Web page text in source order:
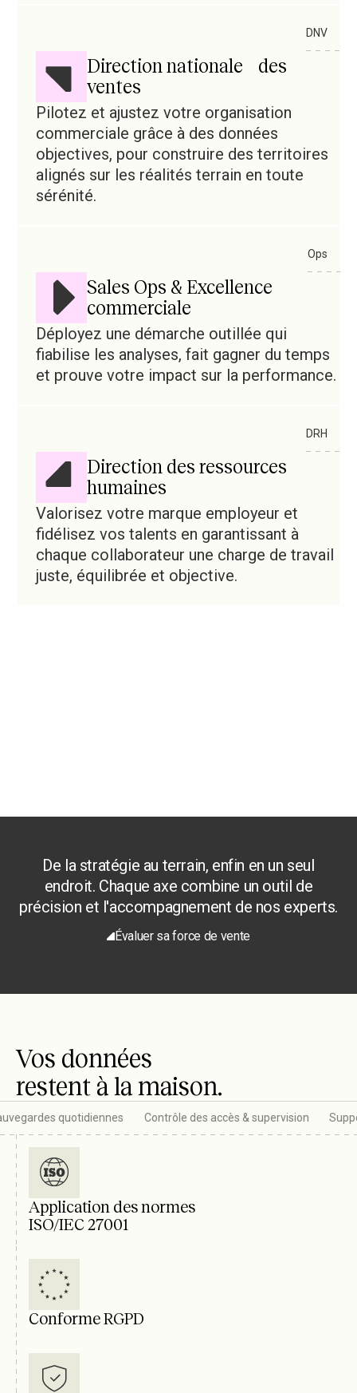
Direction nationale des
ventes
DNV
Pilotez et ajustez votre organisation
commerciale grâce à des données
objectives, pour construire des territoires
alignés sur les réalités terrain en toute
sérénité.
Sales Ops & Excellence
commerciale
Ops
Déployez une démarche outillée qui
fiabilise les analyses, fait gagner du temps
et prouve votre impact sur la performance.
Direction des ressources
humaines
DRH
Valorisez votre marque employeur et
fidélisez vos talents en garantissant à
chaque collaborateur une charge de travail
juste, équilibrée et objective.
De la stratégie au terrain, enfin en un seul
endroit. Chaque axe combine un outil de
précision et l'accompagnement de nos experts.
Évaluer sa force de vente
Vos données
restent à la maison.
quotidiennes Contrôle des accès & supervision
Application des normes
ISO/IEC 27001
Conforme RGPD